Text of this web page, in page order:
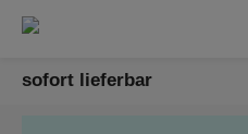
sofort lieferbar